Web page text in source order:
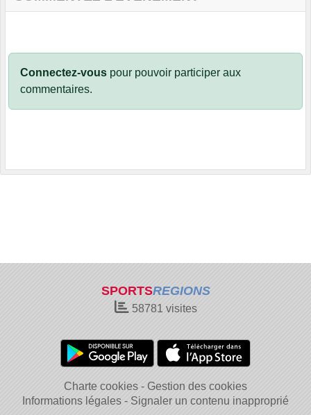
Connectez-vous pour pouvoir participer aux
commentaires.
SPORTSREGIONS
58781 visites
Charte cookies
Gestion des cookies
Informations légales
Signaler un contenu inapproprié